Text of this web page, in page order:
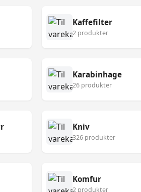
Kaffefilter
2 produkter
Karabinhage
26 produkter
Kniv
326 produkter
Komfur
2 produkter